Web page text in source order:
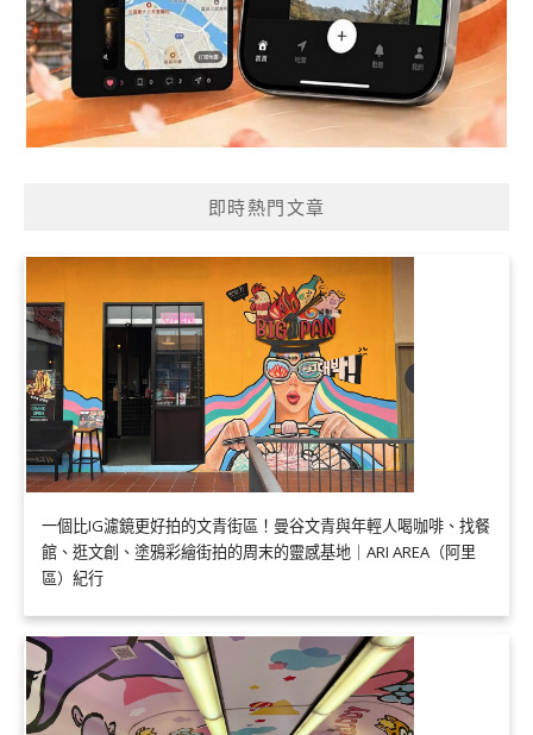
即時熱門文章
一個比IG濾鏡更好拍的文青街區！曼谷文青與年輕人喝咖啡、找餐
館、逛文創、塗鴉彩繪街拍的周末的靈感基地｜ARI AREA（阿里
區）紀行